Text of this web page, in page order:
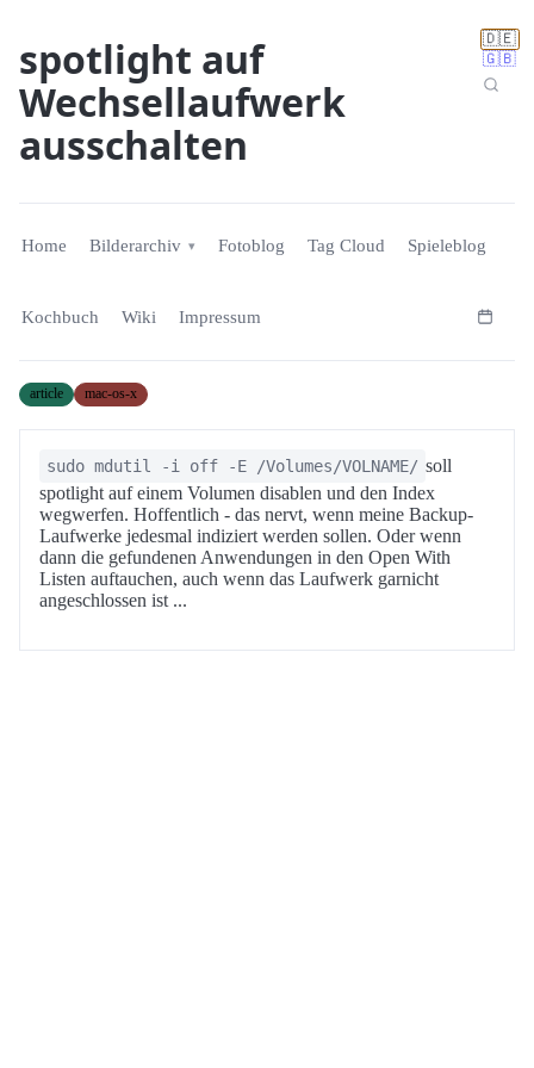
🇩🇪
🇬🇧
spotlight auf
Wechsellaufwerk
ausschalten
Home Bilderarchiv Fotoblog Tag Cloud Spieleblog
Kochbuch Wiki Impressum
article mac-os-x
sudo mdutil -i off -E /Volumes/VOLNAME/ soll
spotlight auf einem Volumen disablen und den Index
wegwerfen. Hoffentlich - das nervt, wenn meine Backup-
Laufwerke jedesmal indiziert werden sollen. Oder wenn
dann die gefundenen Anwendungen in den Open With
Listen auftauchen, auch wenn das Laufwerk garnicht
angeschlossen ist ...